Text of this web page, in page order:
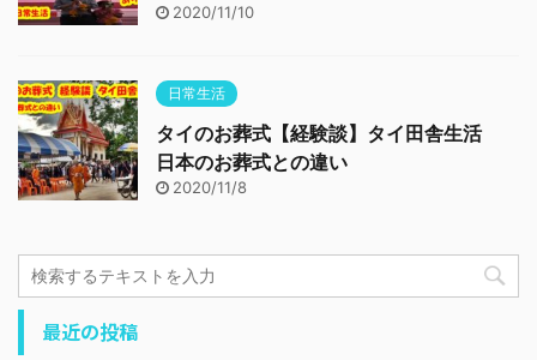
2020/11/10
日常生活
タイのお葬式【経験談】タイ田舎生活
日本のお葬式との違い
2020/11/8
最近の投稿